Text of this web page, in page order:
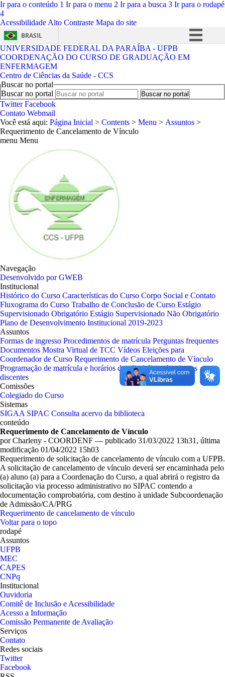
Ir para o conteúdo 1 Ir para o menu 2 Ir para a busca 3 Ir para o rodapé
4
Acessibilidade Alto Contraste Mapa do site
BRASIL
Simplifique!
Participe
Acesso à informação
UNIVERSIDADE FEDERAL DA PARAÍBA - UFPB
COORDENAÇÃO DO CURSO DE GRADUAÇÃO EM
ENFERMAGEM
Centro de Ciências da Saúde - CCS
Buscar no portal
Buscar no portal
Twitter Facebook
Contato Webmail
Você está aqui: Página Inicial > Contents > Menu > Assuntos >
Requerimento de Cancelamento de Vínculo
menu Menu
Navegação
Desenvolvido por GWEB
Institucional
Histórico do Curso Características do Curso Corpo Social e Contato
Fluxograma do Curso Trabalho de Conclusão de Curso Estágio
Supervisionado Obrigatório Estágio Supervisionado Não Obrigatório
Plano de Desenvolvimento Institucional 2019-2023
Assuntos
Formas de ingresso Procedimentos de matrícula Perguntas frequentes
Documentos Mostra Virtual de TCC Vídeos Eleições para
Coordenador de Curso Requerimento de Cancelamento de Vínculo
Programação de matrícula e horários das disciplinasApoio aos
discentes
Comissões
Colegiado do Curso
Sistemas
SIGAA SIPAC Consulta acervo da biblioteca
conteúdo
Requerimento de Cancelamento de Vínculo
porCharleny - COORDENF — publicado 31/03/2022 13h31, última
modificação 01/04/2022 15h03
Requerimento de solicitação de cancelamento de vínculo com a UFPB.
A solicitação de cancelamento de vínculo deverá ser encaminhada pelo
(a) aluno (a) para a Coordenação do Curso, a qual abrirá o registro da
solicitação via processo administrativo no SIPAC contendo a
documentação comprobatória, com destino à unidade Subcoordenação
de Admissão/CA/PRG
Requerimento de cancelamento de vínculo
Voltar para o topo
rodapé
Assuntos
UFPB
MEC
CAPES
CNPq
Institucional
Ouvidoria
Comitê de Inclusão e Acessibilidade
Acesso a Informação
Comissão Permanente de Avaliação
Serviços
Contato
Redes sociais
Twitter
Facebook